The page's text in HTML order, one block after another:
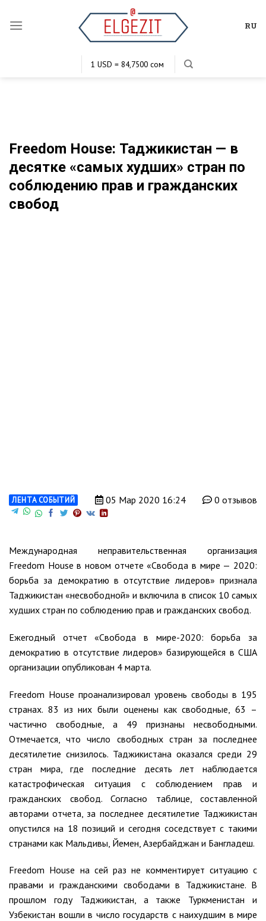
RU
1 USD = 84,7500 сом
Freedom House: Таджикистан — в
десятке «самых худших» стран по
соблюдению прав и гражданских
свобод
ЛЕНТА СОБЫТИЙ 05 Мар 2020 16:24 0 отзывов
Международная неправительственная организация
Freedom House в новом отчете «Свобода в мире — 2020:
борьба за демократию в отсутствие лидеров» признала
Таджикистан «несвободной» и включила в список 10 самых
худших стран по соблюдению прав и гражданских свобод.
Ежегодный отчет «Свобода в мире-2020: борьба за
демократию в отсутствие лидеров» базирующейся в США
организации опубликован 4 марта.
Freedom House проанализировал уровень свободы в 195
странах. 83 из них были оценены как свободные, 63 –
частично свободные, а 49 признаны несвободными.
Отмечается, что число свободных стран за последнее
десятилетие снизилось. Таджикистана оказался среди 29
стран мира, где последние десять лет наблюдается
катастрофическая ситуация с соблюдением прав и
гражданских свобод. Согласно таблице, составленной
авторами отчета, за последнее десятилетие Таджикистан
опустился на 18 позиций и сегодня соседствует с такими
странами как Мальдивы, Йемен, Азербайджан и Бангладеш.
Freedom House на сей раз не комментирует ситуацию с
правами и гражданскими свободами в Таджикистане. В
прошлом году Таджикистан, а также Туркменистан и
Узбекистан вошли в число государств с наихудшим в мире